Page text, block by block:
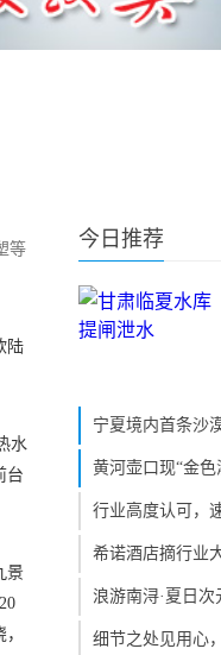
等
陆
水
台
景
今日推荐
宁夏境内首条沙
黄河壶口现“金色
行业高度认可，
希诺酒店摘行业
浪游南浔·夏日
细节之处见用心